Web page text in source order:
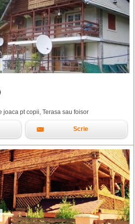
joaca pt copii, Terasa sau foisor
Scrie